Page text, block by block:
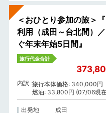
＜おひとり参加の旅＞
利用（成田～台北間）
ぐ年末年始5日間』
旅行代金合計
内訳 旅行本体価格: 340,000円
燃油: 33,800円 (07/06現
出発地
成田